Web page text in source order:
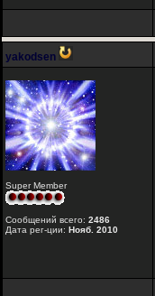
yakodsen
Super Member
Сообщений всего: 2486
Дата рег-ции: Нояб. 2010